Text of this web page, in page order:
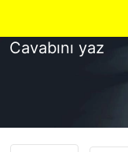
Cavabını yaz